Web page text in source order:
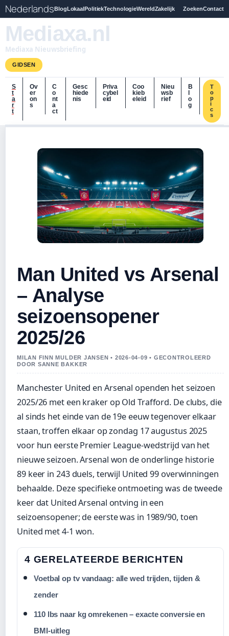
NederlandsBlogLokaalPolitiekTechnologieWereldZakelijk ZoekenContact
Mediaxa.nl
Mediaxa Nieuwsbriefing
GIDSEN
S
t
a
r
t
Ov
er
on
s
C
o
nt
a
ct
Gesc
hiede
nis
Priva
cybel
eid
Coo
kieb
eleid
Nieu
wsb
rief
B
o
g
T
o
p
i
c
s
Man United vs Arsenal
– Analyse
seizoensopener
2025/26
MILAN FINN MULDER JANSEN • 2026-04-09 • GECONTROLEERD
DOOR SANNE BAKKER
Manchester United en Arsenal openden het seizoen
2025/26 met een kraker op Old Trafford. De clubs, die
al sinds het einde van de 19e eeuw tegenover elkaar
staan, troffen elkaar op zondag 17 augustus 2025
voor hun eerste Premier League-wedstrijd van het
nieuwe seizoen. Arsenal won de onderlinge historie
89 keer in 243 duels, terwijl United 99 overwinningen
behaalde. Deze specifieke ontmoeting was de tweede
keer dat United Arsenal ontving in een
seizoensopener; de eerste was in 1989/90, toen
United met 4-1 won.
4 GERELATEERDE BERICHTEN
Voetbal op tv vandaag: alle wed trijden, tijden &
zender
110 lbs naar kg omrekenen – exacte conversie en
BMI-uitleg